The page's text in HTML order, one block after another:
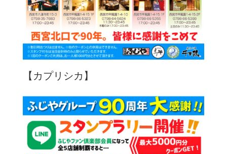
【カプリシカ】